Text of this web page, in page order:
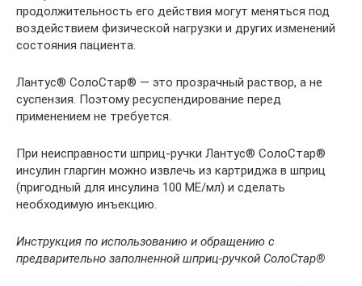
продолжительность его действия могут меняться под
воздействием физической нагрузки и других изменений
состояния пациента.
Лантус® СолоСтар® — это прозрачный раствор, а не
суспензия. Поэтому ресуспендирование перед
применением не требуется.
При неисправности шприц-ручки Лантус® СолоСтар®
инсулин гларгин можно извлечь из картриджа в шприц
(пригодный для инсулина 100 МЕ/мл) и сделать
необходимую инъекцию.
Инструкция по использованию и обращению с
предварительно заполненной шприц-ручкой СолоСтар®